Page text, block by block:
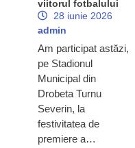
viitorul fotbalului
28 iunie 2026
admin
Am participat astăzi,
pe Stadionul
Municipal din
Drobeta Turnu
Severin, la
festivitatea de
premiere a…